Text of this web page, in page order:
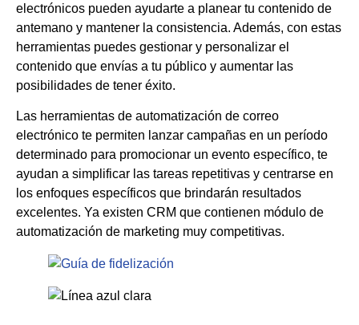
electrónicos pueden ayudarte a planear tu contenido de
antemano y mantener la consistencia. Además, con estas
herramientas puedes gestionar y personalizar el
contenido que envías a tu público y aumentar las
posibilidades de tener éxito.
Las herramientas de automatización de correo
electrónico te permiten lanzar campañas en un período
determinado para promocionar un evento específico, te
ayudan a simplificar las tareas repetitivas y centrarse en
los enfoques específicos que brindarán resultados
excelentes. Ya existen CRM que contienen módulo de
automatización de marketing muy competitivas.